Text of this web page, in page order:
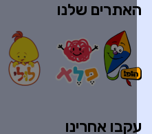
שלנו
אחרינו